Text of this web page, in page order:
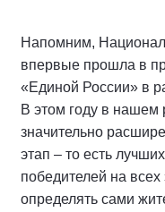
Напомним,
впервые прошла в
«Единой России» в
В этом году в нашем
значительно
этап – то есть
победителей на всех
определять сами